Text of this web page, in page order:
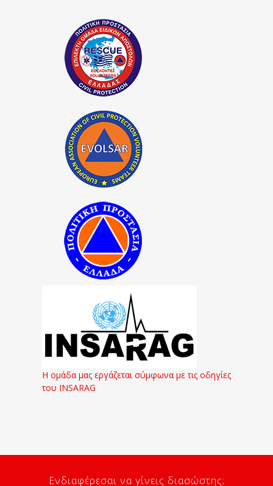
Η ομάδα μας εργάζεται σύμφωνα με τις οδηγίες
του INSARAG
Ενδιαφέρεσαι να γίνεις διασώστης;